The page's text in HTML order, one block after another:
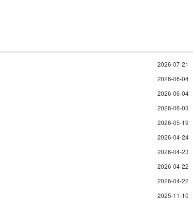
2026-07-21
2026-06-04
2026-06-04
2026-06-03
2026-05-19
2026-04-24
2026-04-23
2026-04-22
2026-04-22
2025-11-10